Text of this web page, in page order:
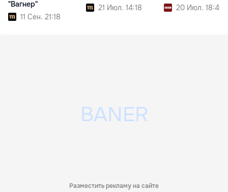
"Вагнер"
11 Сен. 21:18
21 Июл. 14:18
20 Июл. 18:40
Разместить рекламу на сайте